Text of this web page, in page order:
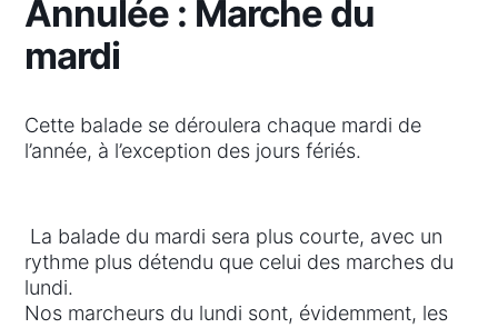
Annulée : Marche du
mardi
Cette balade se déroulera chaque mardi de
l’année, à l’exception des jours fériés.
La balade du mardi sera plus courte, avec un
rythme plus détendu que celui des marches du
lundi.
Nos marcheurs du lundi sont, évidemment, les